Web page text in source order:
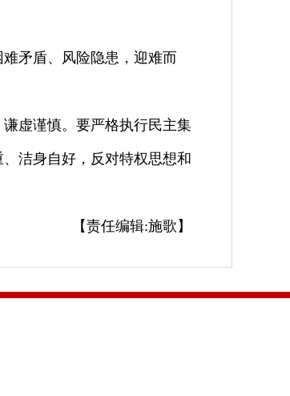
矛盾、风险隐患，迎难而
虚谨慎。要严格执行民主集
洁身自好，反对特权思想和
【责任编辑:施歌】